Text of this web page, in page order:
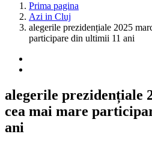
Prima pagina
Azi in Cluj
alegerile prezidențiale 2025
participare din ultimii 11 ani
alegerile prezidențiale
cea mai mare
ani